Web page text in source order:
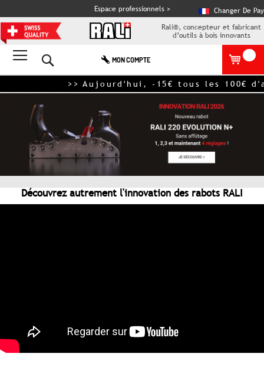
Espace professionnels >
Changer De
Rali®, concepteur et fabricant
d’outils à bois innovants
MON COMPTE
>> Aujourd'hui, -15€ tous les 100€
Découvrez autrement l'innovation des rabots RALI